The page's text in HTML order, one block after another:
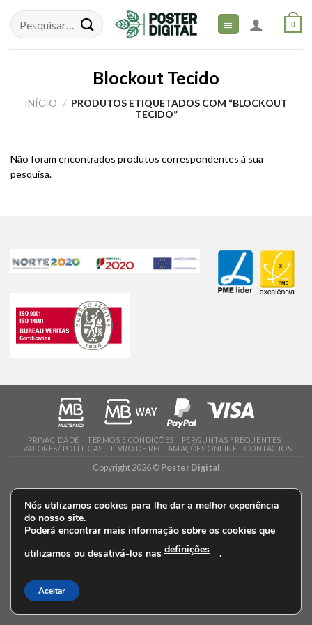
content
0
Blockout Tecido
INÍCIO / PRODUTOS ETIQUETADOS COM “BLOCKOUT
TECIDO”
Não foram encontrados produtos correspondentes à sua
pesquisa.
PRIVACIDADE TERMOS E CONDIÇÕES
PERGUNTAS FREQUENTES
VALORES/ POLÍTICAS
LIVRO DE RECLAMAÇÕES ONLINE CONTACTOS
Copyright 2026 ©Poster Digital
Nós utilizamos cookies para lhe dar a melhor experiência
do nosso site.
Poderá encontrar mais informação sobre os cookies que
utilizamos ou desativá-los nas definições .
Aceitar